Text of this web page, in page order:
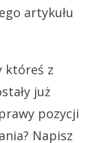
artykułu
któreś z
już
pozycji
Napisz